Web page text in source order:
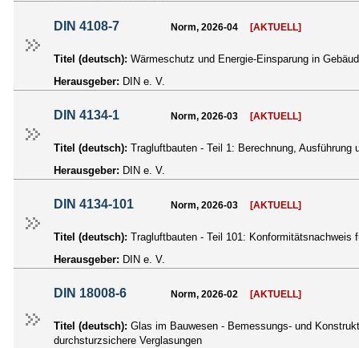
DIN 4108-7 Norm, 2026-04 [AKTUELL]
Titel (deutsch): Wärmeschutz und Energie-Einsparung in
Herausgeber: DIN e. V.
DIN 4134-1 Norm, 2026-03 [AKTUELL]
Titel (deutsch): Tragluftbauten - Teil 1: Berechnung, Ausführung
Herausgeber: DIN e. V.
DIN 4134-101 Norm, 2026-03 [AKTUELL]
Titel (deutsch): Tragluftbauten - Teil 101: Konformitätsnachweis
Herausgeber: DIN e. V.
DIN 18008-6 Norm, 2026-02 [AKTUELL]
Titel (deutsch): Glas im Bauwesen - Bemessungs- und
durchsturzsichere Verglasungen